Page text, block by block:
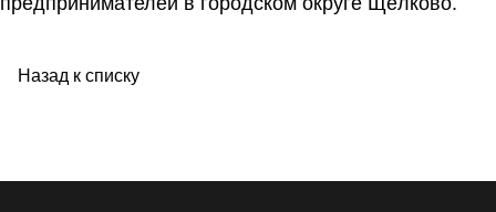
Назад к списку